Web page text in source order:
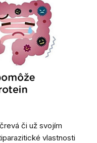
či už svojím
vlastnosti